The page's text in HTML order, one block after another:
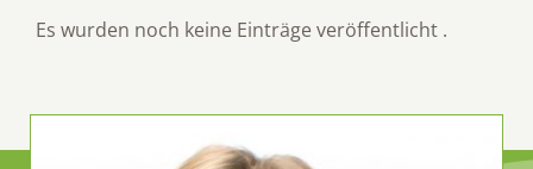
Es wurden noch keine Einträge veröffentlicht .